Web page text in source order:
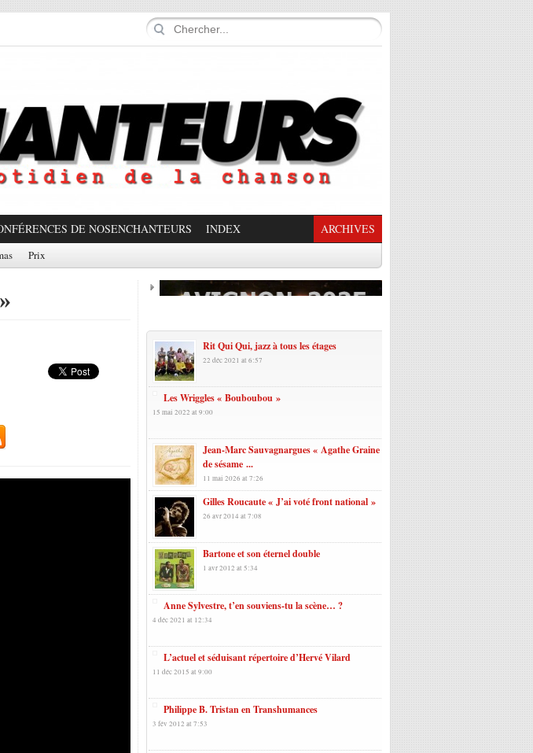
DE NOSENCHANTEURS INDEX ARCHIVES
Prix
Rit Qui Qui, jazz à tous les étages
22 déc 2021 at 6:57
Les Wriggles « Bouboubou »
15 mai 2022 at 9:00
Jean-Marc Sauvagnargues « Agathe Graine
de sésame ...
11 mai 2026 at 7:26
Gilles Roucaute « J’ai voté front national »
26 avr 2014 at 7:08
Bartone et son éternel double
1 avr 2012 at 5:34
Anne Sylvestre, t’en souviens-tu la scène… ?
4 déc 2021 at 12:34
L’actuel et séduisant répertoire d’Hervé Vilard
11 déc 2015 at 9:00
Philippe B. Tristan en Transhumances
3 fév 2012 at 7:53